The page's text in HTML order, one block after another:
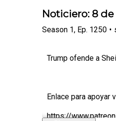
Noticiero: 8
Season 1, Ep. 1250 •
Trump ofende a
Enlace para apoyar
https://